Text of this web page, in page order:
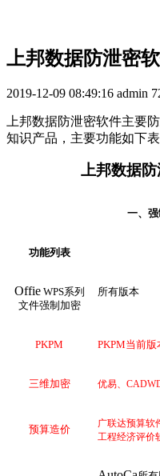
上邦数据防泄密
2019-12-09 08:49:16 admin
上邦数据防泄密软件主要
知识产品，主要功能如下表
上邦数据
一、
功能列表
OffieWPS系列
文件强制加密
所有版本
PKPM PKPM当前版
三维加密 优易、
预算造价
广联达预算软
工程经济评价